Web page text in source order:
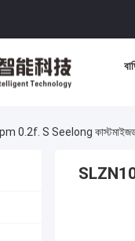
S Seelong কাস্টমাইজড